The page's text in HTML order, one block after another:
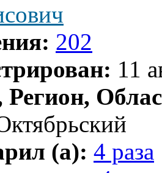
202
11
Регион,
(а): 4 раза